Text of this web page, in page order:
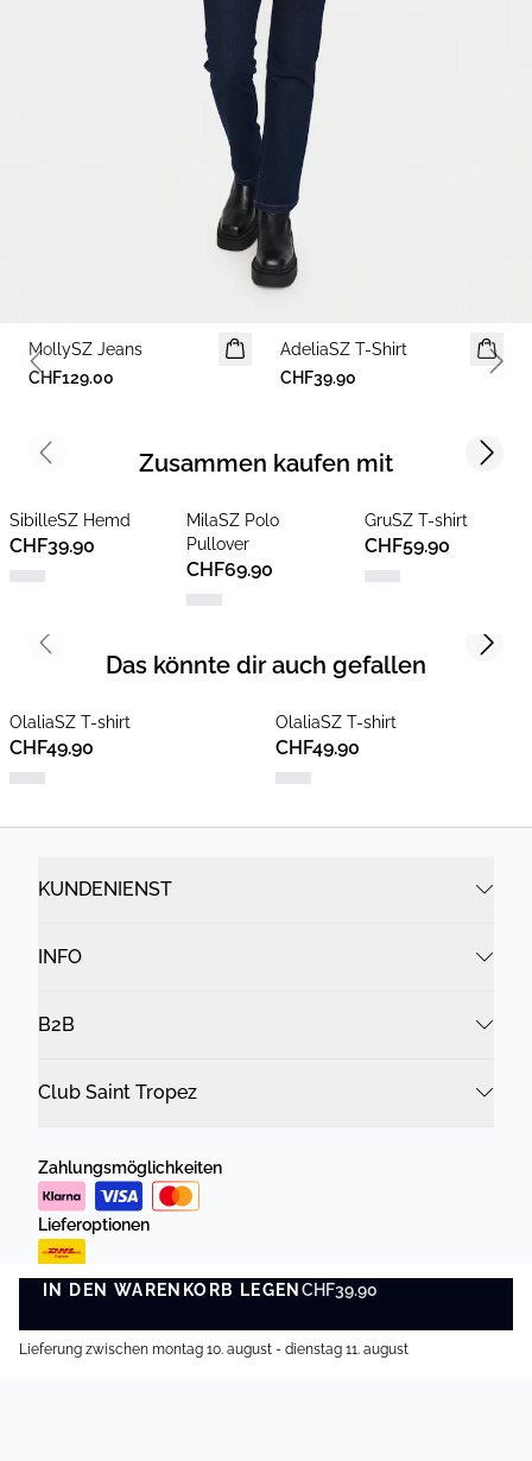
IN DEN WARENKORB LEGENCHF39.90
IN DEN WARENKORB LEGEN
Lieferung zwischen montag 10. august - dienstag 11. august
MollySZ Jeans
CHF129.00
AdeliaSZ T-Shirt
CHF39.90
Previous slide
Zusammen kaufen mit
SibilleSZ Hemd
CHF39.90
MilaSZ Polo
Pullover
CHF69.90
GruSZ T-shirt
CHF59.90
Previous slide Next
Das könnte dir auch gefallen
OlaliaSZ T-shirt
CHF49.90
OlaliaSZ T-shirt
CHF49.90
Previous slide Next
KUNDENIENST
INFO
B2B
Club Saint Tropez
Zahlungsmöglichkeiten
Lieferoptionen